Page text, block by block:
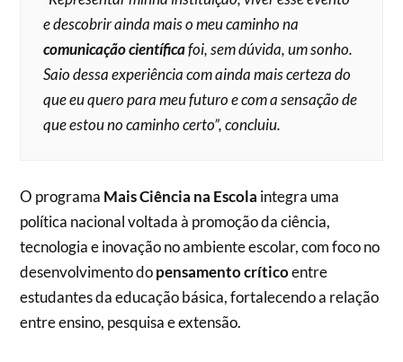
e descobrir ainda mais o meu caminho na
comunicação científicafoi, sem dúvida, um sonho.
Saio dessa experiência com ainda mais certeza do
que eu quero para meu futuro e com a sensação de
que estou no caminho certo”, concluiu.
O programa Mais Ciência na Escola integra uma
política nacional voltada à promoção da ciência,
tecnologia e inovação no ambiente escolar, com foco no
desenvolvimento dopensamento críticoentre
estudantes da educação básica, fortalecendo a relação
entre ensino, pesquisa e extensão.